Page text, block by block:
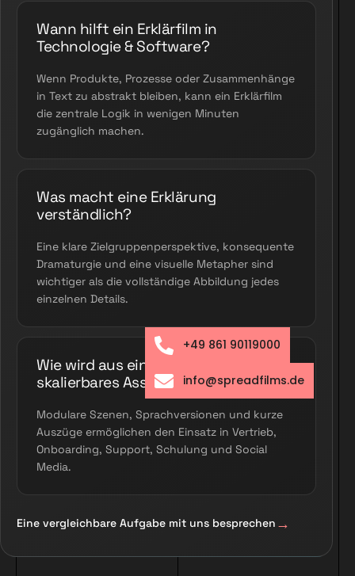
Wann hilft ein Erklärfilm in
Technologie & Software?
Wenn Produkte, Prozesse oder Zusammenhänge
in Text zu abstrakt bleiben, kann ein Erklärfilm
die zentrale Logik in wenigen Minuten
zugänglich machen.
Was macht eine Erklärung
verständlich?
Eine klare Zielgruppenperspektive, konsequente
Dramaturgie und eine visuelle Metapher sind
wichtiger als die vollständige Abbildung jedes
einzelnen Details.
Wie wird aus einem Film ein
skalierbares Asset?
Modulare Szenen, Sprachversionen und kurze
Auszüge ermöglichen den Einsatz in Vertrieb,
Onboarding, Support, Schulung und Social
Media.
Eine vergleichbare Aufgabe mit uns besprechen
+49 861 90119000
info@spreadfilms.de